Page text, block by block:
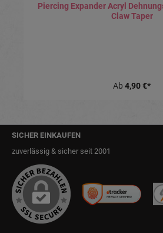
Piercing Expander Acryl
Claw Taper
Ab 4,90 €*
SICHER EINKAUFEN
zuverlässig & sicher seit 2001